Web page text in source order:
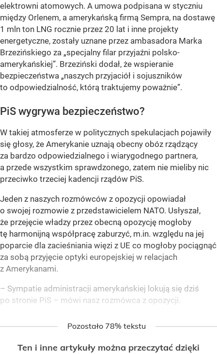
elektrowni atomowych. A umowa podpisana w styczniu
między Orlenem, a amerykańską firmą Sempra, na dostawę
1 mln ton LNG rocznie przez 20 lat i inne projekty
energetyczne, zostały uznane przez ambasadora Marka
Brzezińskiego za „specjalny filar przyjaźni polsko-
amerykańskiej”. Brzeziński dodał, że wspieranie
bezpieczeństwa „naszych przyjaciół i sojuszników
to odpowiedzialność, którą traktujemy poważnie”.
PiS wygrywa bezpieczeństwo?
W takiej atmosferze w politycznych spekulacjach pojawiły
się głosy, że Amerykanie uznają obecny obóz rządzący
za bardzo odpowiedzialnego i wiarygodnego partnera,
a przede wszystkim sprawdzonego, zatem nie mieliby nic
przeciwko trzeciej kadencji rządów PiS.
Jeden z naszych rozmówców z opozycji opowiadał
o swojej rozmowie z przedstawicielem NATO. Usłyszał,
że przejęcie władzy przez obecną opozycję mogłoby
tę harmonijną współpracę zaburzyć, m.in. względu na jej
poparcie dla zacieśniania więzi z UE co mogłoby pociągnąć
za sobą przyjęcie optyki europejskiej w relacjach
z Amerykanami.
– Sympatie administracji amerykańskiej lokują się dziś
po stronie PiS – mówi nasz rozmówca z opozycji.
Pozostało 78% tekstu
Ten i inne artykuły można przeczytać dzięki